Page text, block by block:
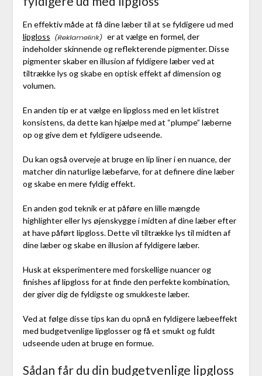
En effektiv måde at få dine læber til at se fyldigere ud med
lipgloss
er at vælge en formel, der
indeholder skinnende og reflekterende pigmenter. Disse
pigmenter skaber en illusion af fyldigere læber ved at
tiltrække lys og skabe en optisk effekt af dimension og
volumen.
En anden tip er at vælge en lipgloss med en let klistret
konsistens, da dette kan hjælpe med at “plumpe” læberne
op og give dem et fyldigere udseende.
Du kan også overveje at bruge en lip liner i en nuance, der
matcher din naturlige læbefarve, for at definere dine læber
og skabe en mere fyldig effekt.
En anden god teknik er at påføre en lille mængde
highlighter eller lys øjenskygge i midten af dine læber efter
at have påført lipgloss. Dette vil tiltrække lys til midten af
dine læber og skabe en illusion af fyldigere læber.
Husk at eksperimentere med forskellige nuancer og
finishes af lipgloss for at finde den perfekte kombination,
der giver dig de fyldigste og smukkeste læber.
Ved at følge disse tips kan du opnå en fyldigere læbeeffekt
med budgetvenlige lipglosser og få et smukt og fuldt
udseende uden at bruge en formue.
Sådan får du din budgetvenlige lipgloss